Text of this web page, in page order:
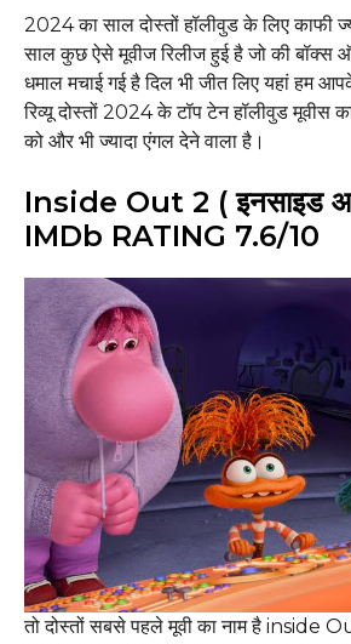
2024 का साल दोस्तों हॉलीवुड के लिए काफी
साल कुछ ऐसे मूवीज रिलीज हुई है जो की बॉक्स
धमाल मचाई गई है दिल भी जीत लिए यहां हम
रिव्यू दोस्तों 2024 के टॉप टेन हॉलीवुड मूवीस
को और भी ज्यादा एंगल देने वाला है।
Inside Out 2 ( इनसाइड
IMDb RATING 7.6/10
तो दोस्तों सबसे पहले मूवी का नाम है inside